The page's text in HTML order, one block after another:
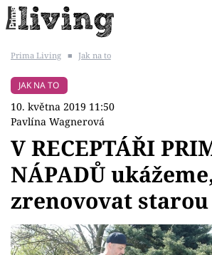
BYDLENÍ SLAVNÝCH
Témata
Bydlení
Zahrada
Prima Living ■ Jak na to
JAK NA TO
10. května 2019 11:50
Pavlína Wagnerová
V RECEPTÁŘI
NÁPADŮ
zrenovovat